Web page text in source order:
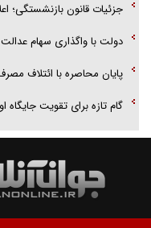
جزئیات قانون بازنشستگی؛
دولت با واگذاری سهام
پایان محاصره با ائتلاف
گام تازه برای تقویت جایگاه